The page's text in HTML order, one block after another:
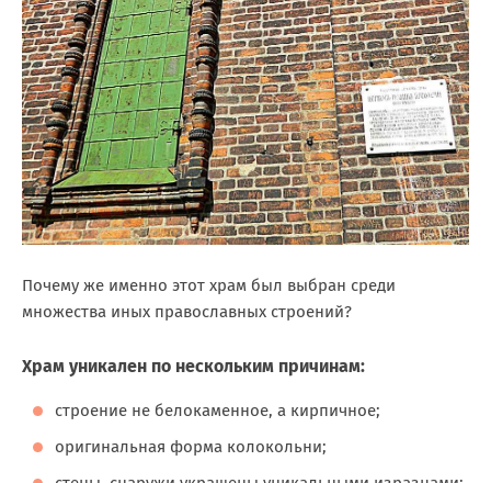
Почему же именно этот храм был выбран среди
множества иных православных строений?
Храм уникален по нескольким причинам:
строение не белокаменное, а кирпичное;
оригинальная форма колокольни;